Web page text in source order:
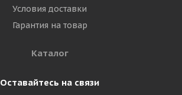
Условия доставки
Гарантия на товар
Каталог
Оставайтесь на связи